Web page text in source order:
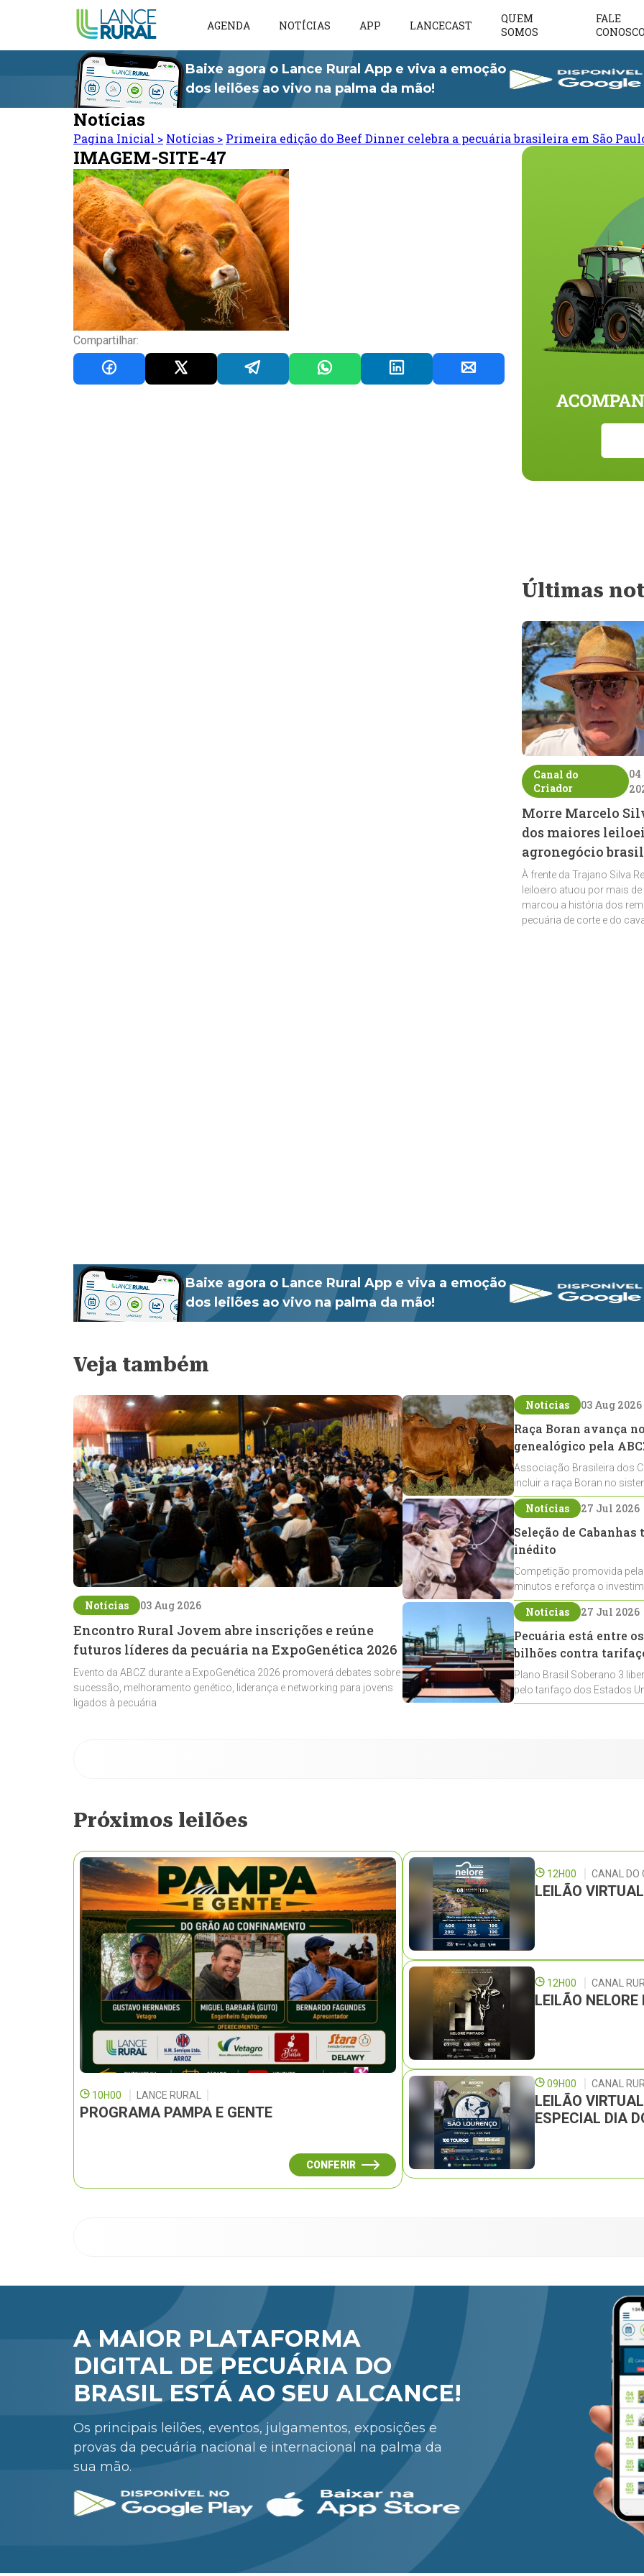
AGENDA NOTÍCIAS APP LANCECAST
QUEM
SOMOS
FALE
CONOSCO
Baixe agora o Lance Rural App e viva a emoção
dos leilões ao vivo na palma da mão!
Notícias
Pagina Inicial > Notícias > Primeira edição do Beef Dinner celebra a pecuária brasileira em São
IMAGEM-SITE-47
Compartilhar:
Últimas
Canal do
Criador
04
Morre Marcelo
dos maiores
agronegócio
À frente da Trajano Silva
leiloeiro atuou por mais
marcou a história dos
pecuária de corte e do
Baixe agora o Lance Rural App e viva a emoção
dos leilões ao vivo na palma da mão!
Veja também
Notícias 03 Aug 2026
Encontro Rural Jovem abre inscrições e reúne
futuros líderes da pecuária na ExpoGenética 2026
Evento da ABCZ durante a ExpoGenética 2026 promoverá debates sobre
sucessão, melhoramento genético, liderança e networking para jovens
ligados à pecuária
Notícias 03 Aug 2026
Raça Boran avança
genealógico pela
Associação Brasileira dos
incluir a raça Boran no
expansão na pecuária
Notícias 27 Jul 2026
Seleção de
inédito
Competição promovida
minutos e reforça o
Crioulos voltados ao laço
Notícias 27 Jul 2026
Pecuária está entre
bilhões contra
Plano Brasil Soberano 3
pelo tarifaço dos Estados
contemplados
Próximos leilões
10H00 LANCE RURAL
PROGRAMA PAMPA E GENTE
CONFERIR
12H00 CANAL DO
LEILÃO
12H00 CANAL
LEILÃO
09H00 CANAL
LEILÃO
ESPECIAL DIA
A MAIOR PLATAFORMA
DIGITAL DE PECUÁRIA DO
BRASIL ESTÁ AO SEU ALCANCE!
Os principais leilões, eventos, julgamentos, exposições e
provas da pecuária nacional e internacional na palma da
sua mão.